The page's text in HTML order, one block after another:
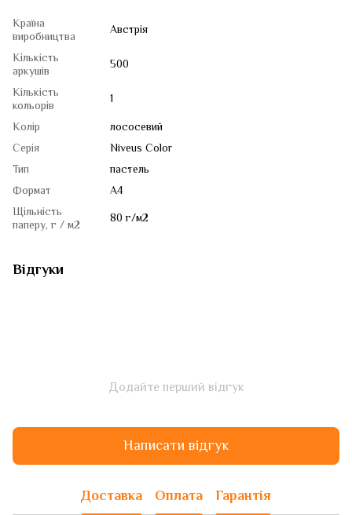
Країна
виробництва
Австрія
Кількість
аркушів
500
Кількість
кольорів
1
Колір
лососевий
Серія
Niveus Color
Тип
пастель
Формат
A4
Щільність
паперу, г / м2
80 г/м2
Відгуки
Додайте перший відгук
Написати відгук
Доставка Оплата Гарантія